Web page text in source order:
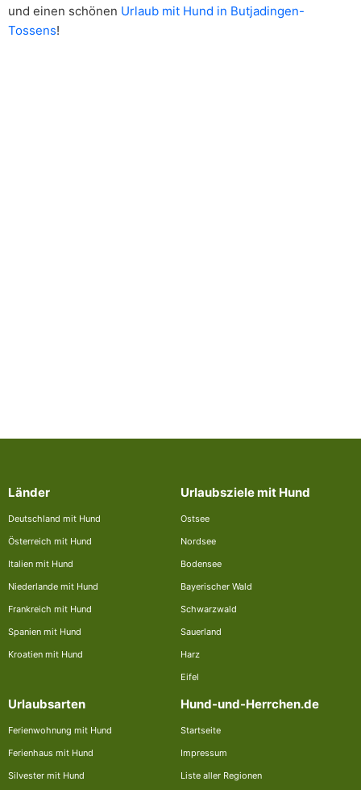
und einen schönen Urlaub mit Hund in Butjadingen-
Tossens!
Länder
Deutschland mit Hund
Österreich mit Hund
Italien mit Hund
Niederlande mit Hund
Frankreich mit Hund
Spanien mit Hund
Kroatien mit Hund
Urlaubsziele mit Hund
Ostsee
Nordsee
Bodensee
Bayerischer Wald
Schwarzwald
Sauerland
Harz
Eifel
Urlaubsarten
Ferienwohnung mit Hund
Ferienhaus mit Hund
Silvester mit Hund
Hund-und-Herrchen.de
Startseite
Impressum
Liste aller Regionen